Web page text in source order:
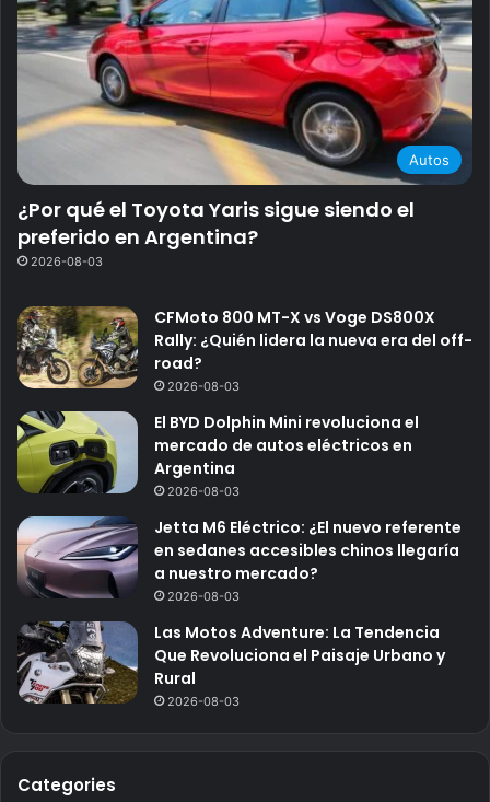
Autos
¿Por qué el Toyota Yaris sigue siendo el
preferido en Argentina?
2026-08-03
CFMoto 800 MT-X vs Voge DS800X
Rally: ¿Quién lidera la nueva era del off-
road?
2026-08-03
El BYD Dolphin Mini revoluciona el
mercado de autos eléctricos en
Argentina
2026-08-03
Jetta M6 Eléctrico: ¿El nuevo referente
en sedanes accesibles chinos llegaría
a nuestro mercado?
2026-08-03
Las Motos Adventure: La Tendencia
Que Revoluciona el Paisaje Urbano y
Rural
2026-08-03
Categories